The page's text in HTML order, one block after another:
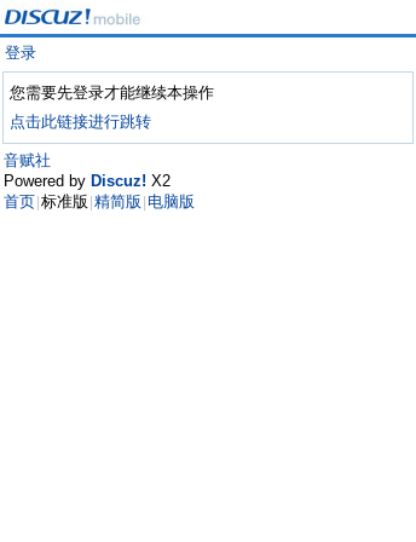
登录
您需要先登录才能继续本操作
点击此链接进行跳转
音赋社
Powered by Discuz! X2
首页 标准版 精简版 电脑版